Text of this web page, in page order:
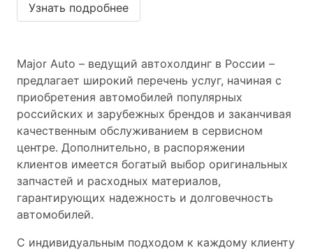
Узнать подробнее
Major Auto – ведущий автохолдинг в России –
предлагает широкий перечень услуг, начиная с
приобретения автомобилей популярных
российских и зарубежных брендов и заканчивая
качественным обслуживанием в сервисном
центре. Дополнительно, в распоряжении
клиентов имеется богатый выбор оригинальных
запчастей и расходных материалов,
гарантирующих надежность и долговечность
автомобилей.
С индивидуальным подходом к каждому клиенту